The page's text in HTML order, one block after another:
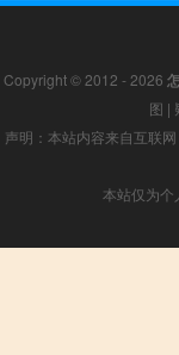
Copyright © 2012 - 2026
图 |
声明：本站内容来自互联
本站仅为个